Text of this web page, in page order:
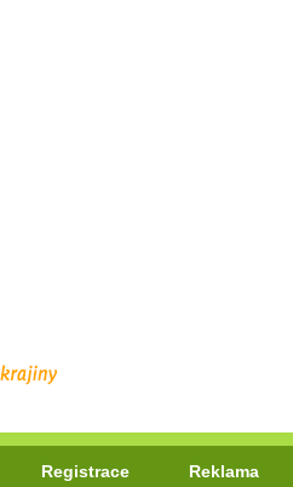
Registrace Reklama